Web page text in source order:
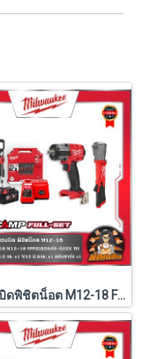
ชุดแรงบิดพิชิตน็อต M12-18 FPP2LR2605-522X TH Milwaukee (M18-FMTIW2F12-0X0+M12-FRAIWF12-0)